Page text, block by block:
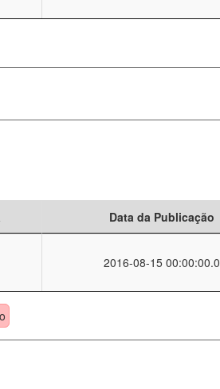
Data da Publicação
2016-08-15 00:00:00.0